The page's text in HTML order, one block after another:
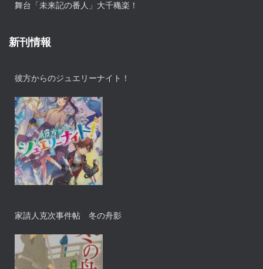
舞台「未来記の番人」大千穐楽！
新刊情報
彼方からのジュエリーナイト！
家請人克次事件帖 冬の舟影